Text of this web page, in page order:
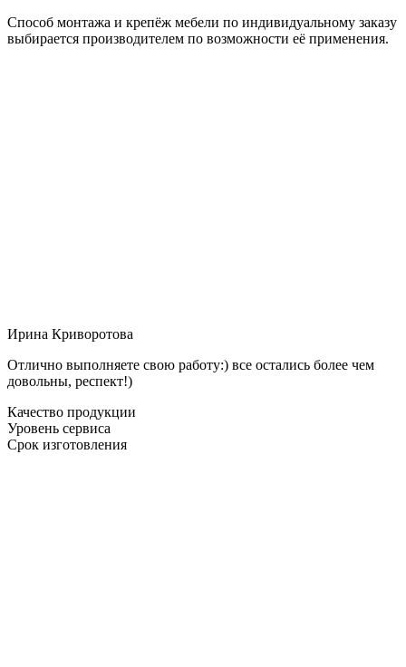
Способ монтажа и крепёж мебели по индивидуальному заказу
выбирается производителем по возможности её применения.
Ирина Криворотова
Отлично выполняете свою работу:) все остались более чем
довольны, респект!)
Качество продукции
Уровень сервиса
Срок изготовления